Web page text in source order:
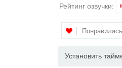
Рейтинг озвучки:
Установить